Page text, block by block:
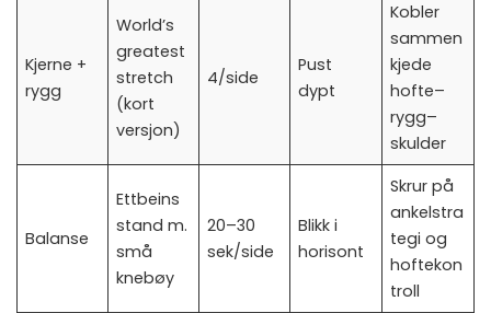
Kjerne +
rygg
World’s
greatest
stretch
(kort
versjon)
4/side
Pust
dypt
Kobler
sammen
kjede
hofte–
rygg–
skulder
Balanse
Ettbeins
stand m.
små
knebøy
20–30
sek/side
Blikk i
horisont
Skrur på
ankelstra
tegi og
hoftekon
troll